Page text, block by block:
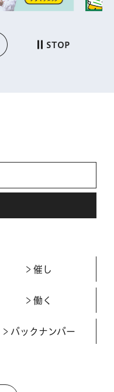
を表示 次のスライドを表
STOP
催し
働く
バックナンバー